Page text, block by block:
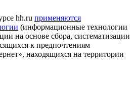
hh.ru применяются
(информационные технологии
на основе сбора, систематизации
к предпочтениям
находящихся на территории